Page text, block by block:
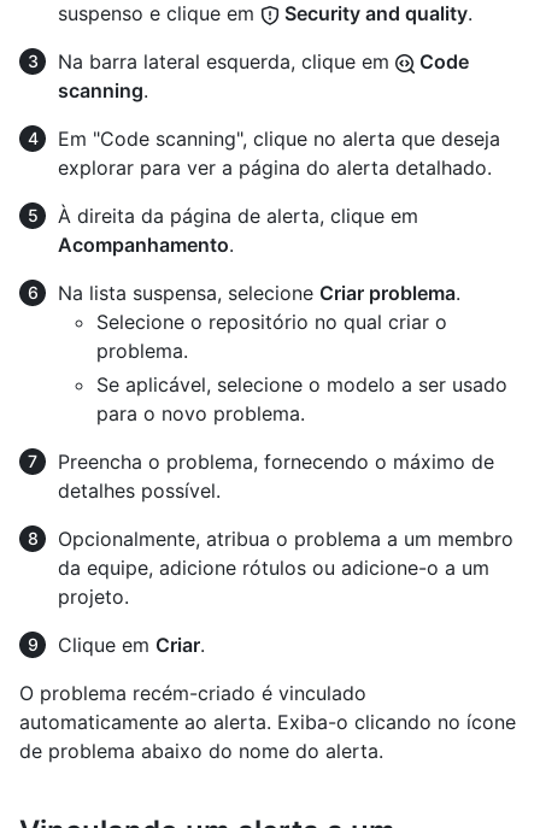
suspenso e clique em
Security and quality.
Na barra lateral esquerda, clique em
Code
scanning.
Em "Code scanning", clique no alerta que deseja
explorar para ver a página do alerta detalhado.
À direita da página de alerta, clique em
Acompanhamento.
Na lista suspensa, selecione Criar problema.
Selecione o repositório no qual criar o
problema.
Se aplicável, selecione o modelo a ser usado
para o novo problema.
Preencha o problema, fornecendo o máximo de
detalhes possível.
Opcionalmente, atribua o problema a um membro
da equipe, adicione rótulos ou adicione-o a um
projeto.
Clique em Criar.
O problema recém-criado é vinculado
automaticamente ao alerta. Exiba-o clicando no ícone
de problema abaixo do nome do alerta.